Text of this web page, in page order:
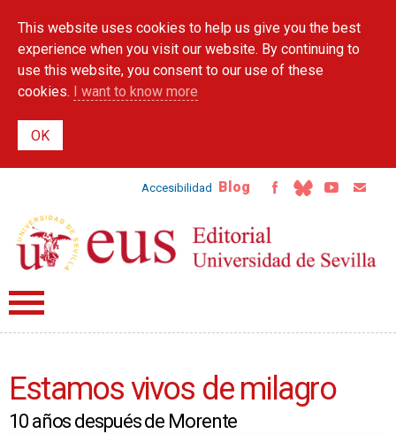
main
content
This website uses cookies to help us give you the best
experience when you visit our website. By continuing to
use this website, you consent to our use of these
cookies. I want to know more
Accesibilidad Blog
Estamos vivos de milagro
10 años después de Morente